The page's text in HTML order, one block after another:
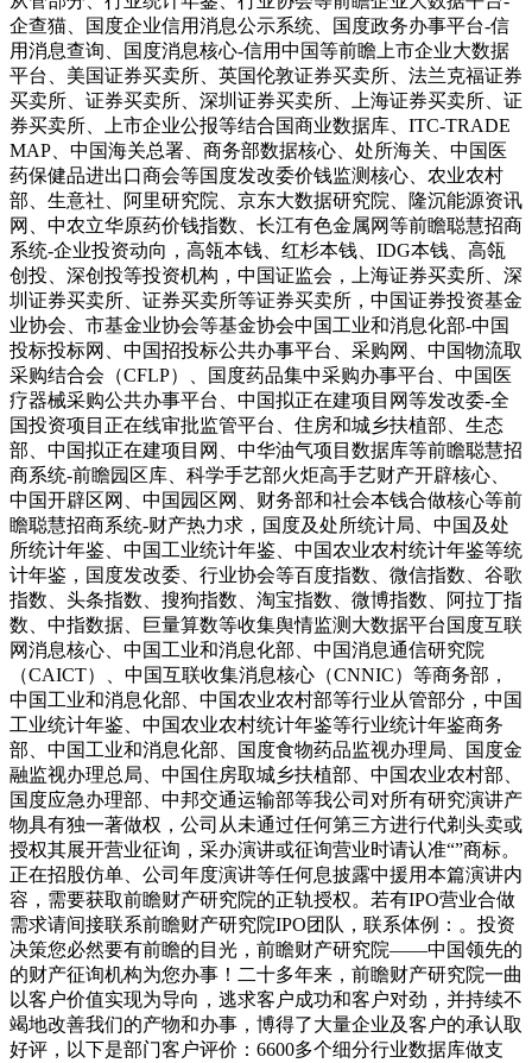
企查猫、国度企业信用消息公示系统、国度政务办事平台-信
用消息查询、国度消息核心-信用中国等前瞻上市企业大数据
平台、美国证券买卖所、英国伦敦证券买卖所、法兰克福证券
买卖所、证券买卖所、深圳证券买卖所、上海证券买卖所、证
券买卖所、上市企业公报等结合国商业数据库、ITC-TRADE
MAP、中国海关总署、商务部数据核心、处所海关、中国医
药保健品进出口商会等国度发改委价钱监测核心、农业农村
部、生意社、阿里研究院、京东大数据研究院、隆沉能源资讯
网、中农立华原药价钱指数、长江有色金属网等前瞻聪慧招商
系统-企业投资动向，高瓴本钱、红杉本钱、IDG本钱、高瓴
创投、深创投等投资机构，中国证监会，上海证券买卖所、深
圳证券买卖所、证券买卖所等证券买卖所，中国证券投资基金
业协会、市基金业协会等基金协会中国工业和消息化部-中国
投标投标网、中国招投标公共办事平台、采购网、中国物流取
采购结合会（CFLP）、国度药品集中采购办事平台、中国医
疗器械采购公共办事平台、中国拟正在建项目网等发改委-全
国投资项目正在线审批监管平台、住房和城乡扶植部、生态
部、中国拟正在建项目网、中华油气项目数据库等前瞻聪慧招
商系统-前瞻园区库、科学手艺部火炬高手艺财产开辟核心、
中国开辟区网、中国园区网、财务部和社会本钱合做核心等前
瞻聪慧招商系统-财产热力求，国度及处所统计局、中国及处
所统计年鉴、中国工业统计年鉴、中国农业农村统计年鉴等统
计年鉴，国度发改委、行业协会等百度指数、微信指数、谷歌
指数、头条指数、搜狗指数、淘宝指数、微博指数、阿拉丁指
数、中指数据、巨量算数等收集舆情监测大数据平台国度互联
网消息核心、中国工业和消息化部、中国消息通信研究院
（CAICT）、中国互联收集消息核心（CNNIC）等商务部，
中国工业和消息化部、中国农业农村部等行业从管部分，中国
工业统计年鉴、中国农业农村统计年鉴等行业统计年鉴商务
部、中国工业和消息化部、国度食物药品监视办理局、国度金
融监视办理总局、中国住房取城乡扶植部、中国农业农村部、
国度应急办理部、中邦交通运输部等我公司对所有研究演讲产
物具有独一著做权，公司从未通过任何第三方进行代剃头卖或
授权其展开营业征询，采办演讲或征询营业时请认准“”商标。
正在招股仿单、公司年度演讲等任何息披露中援用本篇演讲内
容，需要获取前瞻财产研究院的正轨授权。若有IPO营业合做
需求请间接联系前瞻财产研究院IPO团队，联系体例：。投资
决策您必然要有前瞻的目光，前瞻财产研究院——中国领先的
的财产征询机构为您办事！二十多年来，前瞻财产研究院一曲
以客户价值实现为导向，逃求客户成功和客户对劲，并持续不
竭地改善我们的产物和办事，博得了大量企业及客户的承认取
好评，以下是部门客户评价：6600多个细分行业数据库做支